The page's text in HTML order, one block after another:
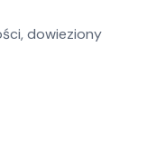
dowieziony